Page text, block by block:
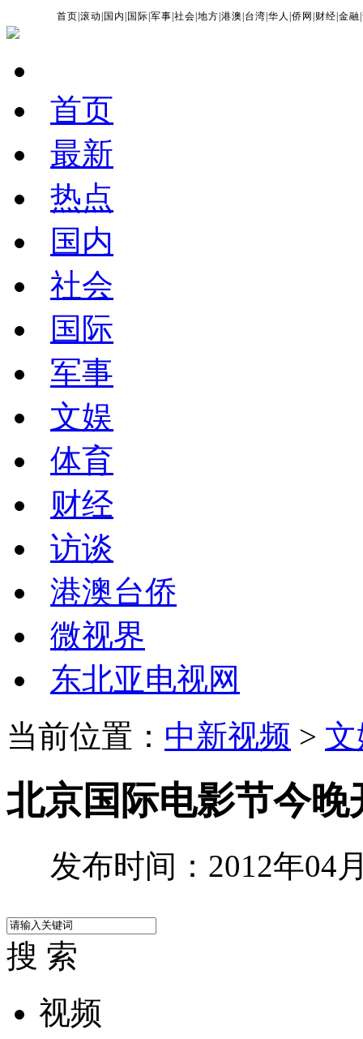
首页 |滚动 国内 国际 |军事 |社会 |地方 |港澳 台湾 |华人 |侨网 财经 |金融 |
首页
最新
热点
国内
社会
国际
军事
文娱
体育
财经
访谈
港澳台侨
微视界
东北亚电视网
当前位置： 中新视频 >
北京国际电影节今
发布时间：2012年04
搜 索
视频